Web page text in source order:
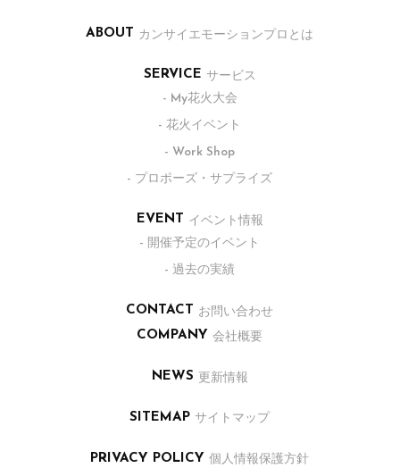
ABOUT カンサイエモーションプロとは
SERVICE サービス
- My花火大会
- 花火イベント
- Work Shop
- プロポーズ・サプライズ
EVENT イベント情報
- 開催予定のイベント
- 過去の実績
CONTACT お問い合わせ
COMPANY 会社概要
NEWS 更新情報
SITEMAP サイトマップ
PRIVACY POLICY 個人情報保護方針